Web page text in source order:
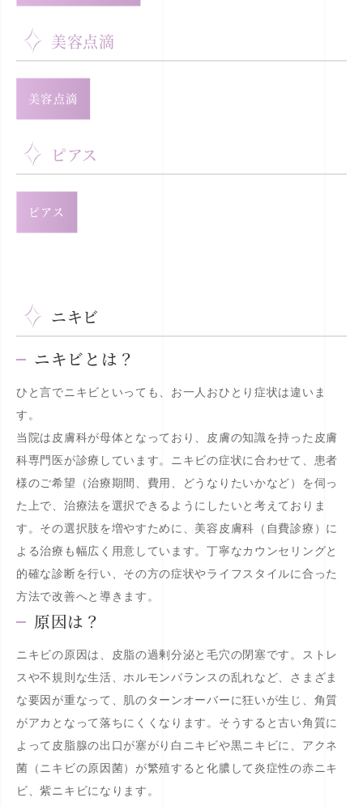
美容点滴
美容点滴
ピアス
ピアス
ニキビ
ニキビとは？
ひと言でニキビといっても、お一人おひとり症状は違いま
す。
当院は皮膚科が母体となっており、皮膚の知識を持った皮膚
科専門医が診療しています。ニキビの症状に合わせて、患者
様のご希望（治療期間、費用、どうなりたいかなど）を伺っ
た上で、治療法を選択できるようにしたいと考えておりま
す。その選択肢を増やすために、美容皮膚科（自費診療）に
よる治療も幅広く用意しています。丁寧なカウンセリングと
的確な診断を行い、その方の症状やライフスタイルに合った
方法で改善へと導きます。
原因は？
ニキビの原因は、皮脂の過剰分泌と毛穴の閉塞です。ストレ
スや不規則な生活、ホルモンバランスの乱れなど、さまざま
な要因が重なって、肌のターンオーバーに狂いが生じ、角質
がアカとなって落ちにくくなります。そうすると古い角質に
よって皮脂腺の出口が塞がり白ニキビや黒ニキビに、アクネ
菌（ニキビの原因菌）が繁殖すると化膿して炎症性の赤ニキ
ビ、紫ニキビになります。